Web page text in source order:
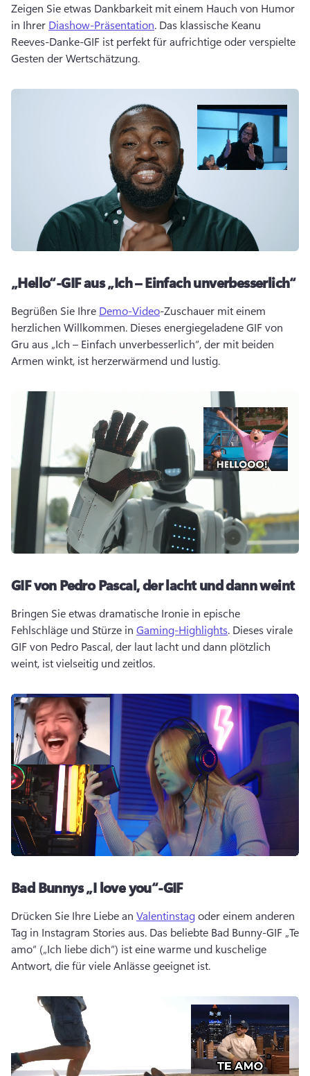
Zeigen Sie etwas Dankbarkeit mit einem Hauch von Humor
in Ihrer Diashow-Präsentation. Das klassische Keanu
Reeves-Danke-GIF ist perfekt für aufrichtige oder verspielte
Gesten der Wertschätzung.
„Hello“-GIF aus „Ich – Einfach unverbesserlich“
Begrüßen Sie Ihre Demo-Video-Zuschauer mit einem
herzlichen Willkommen. Dieses energiegeladene GIF von
Gru aus „Ich – Einfach unverbesserlich“, der mit beiden
Armen winkt, ist herzerwärmend und lustig.
GIF von Pedro Pascal, der lacht und dann weint
Bringen Sie etwas dramatische Ironie in epische
Fehlschläge und Stürze in Gaming-Highlights. Dieses virale
GIF von Pedro Pascal, der laut lacht und dann plötzlich
weint, ist vielseitig und zeitlos.
Bad Bunnys „I love you“-GIF
Drücken Sie Ihre Liebe an Valentinstag oder einem anderen
Tag in Instagram Stories aus. Das beliebte Bad Bunny-GIF „Te
amo“ („Ich liebe dich“) ist eine warme und kuschelige
Antwort, die für viele Anlässe geeignet ist.